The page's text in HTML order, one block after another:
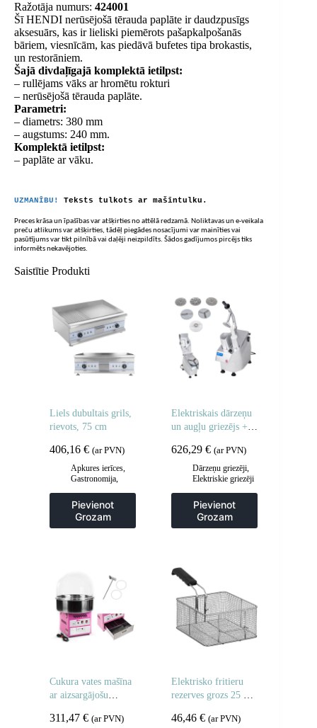
Ražotāja numurs: 424001
Šī HENDI nerūsējošā tērauda paplāte ir daudzpusīgs
aksesuārs, kas ir lieliski piemērots pašapkalpošanās
bāriem, viesnīcām, kas piedāvā bufetes tipa brokastis,
un restorāniem.
Šajā divdaļīgajā komplektā ietilpst:
– rullējams vāks ar hromētu rokturi
– nerūsējošā tērauda paplāte.
Parametri:
– diametrs: 380 mm
– augstums: 240 mm.
Komplektā ietilpst:
– paplāte ar vāku.
UZMANĪBU! Teksts tulkots ar mašīntulku.
Preces krāsa un īpašības var atšķirties no attēlā redzamā. Noliktavas un e-veikala
preču atlikums var atšķirties, tādēļ piegādes nosacījumi var mainīties vai
pasūtījums var tikt pilnībā vai daļēji neizpildīts. Šādos gadījumos pircējs tiks
informēts nekavējoties.
Saistītie Produkti
Liels dubultais grils,
rievots, 75 cm
406,16 € (ar PVN)
Apkures ierīces,
Gastronomija,
sildīšanas
plāksnes,Grila
šķīvji,Virtuve
Pievienot
Grozam
Elektriskais dārzeņu
un augļu griezējs + 5
626,29€ (ar PVN)
Dārzeņu griezēji,
Elektriskie griezēji
Gastronomija
Manuāla un
mehāniska
Pievienot
Grozam
Cukura vates mašīna
ar aizsargājošu
311,47 € (ar PVN)
Elektrisko fritieru
rezerves grozs 25 x
46,46€ (ar PVN)